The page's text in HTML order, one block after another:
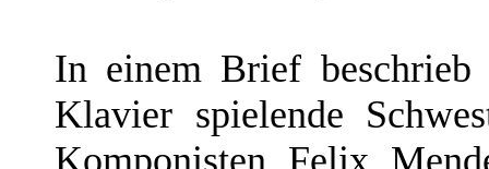
In einem Brief beschrieb
Klavier spielende
Komponisten Felix